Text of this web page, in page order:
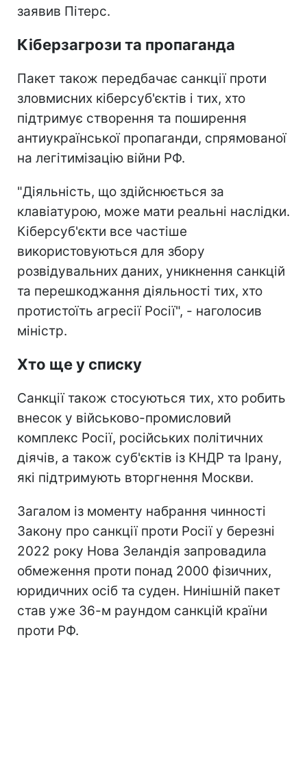
заявив Пітерс.
Кіберзагрози та пропаганда
Пакет також передбачає санкції проти
зловмисних кіберсуб'єктів і тих, хто
підтримує створення та поширення
антиукраїнської пропаганди, спрямованої
на легітимізацію війни РФ.
"Діяльність, що здійснюється за
клавіатурою, може мати реальні наслідки.
Кіберсуб'єкти все частіше
використовуються для збору
розвідувальних даних, уникнення санкцій
та перешкоджання діяльності тих, хто
протистоїть агресії Росії", - наголосив
міністр.
Хто ще у списку
Санкції також стосуються тих, хто робить
внесок у військово-промисловий
комплекс Росії, російських політичних
діячів, а також суб'єктів із КНДР та Ірану,
які підтримують вторгнення Москви.
Загалом із моменту набрання чинності
Закону про санкції проти Росії у березні
2022 року Нова Зеландія запровадила
обмеження проти понад 2000 фізичних,
юридичних осіб та суден. Нинішній пакет
став уже 36-м раундом санкцій країни
проти РФ.